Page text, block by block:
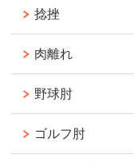
捻挫
肉離れ
野球肘
ゴルフ肘